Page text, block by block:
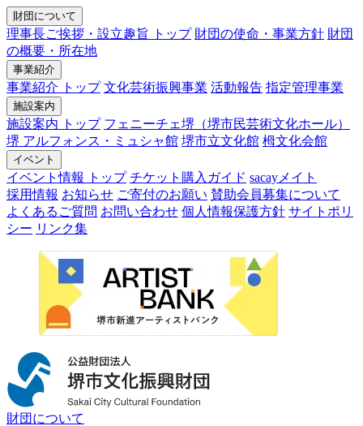
財団について
理事長ご挨拶・設立趣旨 トップ 財団の使命・事業方針 財団
の概要・所在地
事業紹介
事業紹介 トップ 文化芸術振興事業 活動報告 指定管理事業
施設案内
施設案内 トップ フェニーチェ堺（堺市民芸術文化ホール）
堺 アルフォンス・ミュシャ館 堺市立文化館 栂文化会館
イベント
イベント情報 トップ チケット購入ガイド sacayメイト
採用情報 お知らせ ご寄付のお願い 賛助会員募集について
よくあるご質問 お問い合わせ 個人情報保護方針 サイトポリ
シー リンク集
財団について